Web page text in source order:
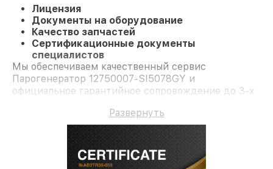
Лицензия
Документы на оборудование
Качество запчастей
Сертификационные документы
специалистов
Мы обеспечиваем качественный сервис
Парогенератор 12750007-SI5078GY и
официальное гарантийное сопровождение до 3-х
Развернуть